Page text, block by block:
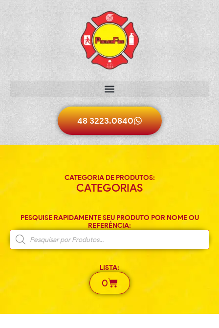
48 3223.0840
CATEGORIA DE PRODUTOS:
CATEGORIAS
PESQUISE RAPIDAMENTE SEU PRODUTO POR NOME OU
REFERÊNCIA:
LISTA:
0